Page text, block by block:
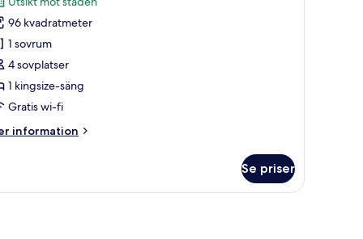
96 kvadratmeter
1 sovrum
4 sovplatser
1 kingsize-säng
Gratis wi-fi
information
Se priser
skrivbord och utsikt över stadens silhuett.